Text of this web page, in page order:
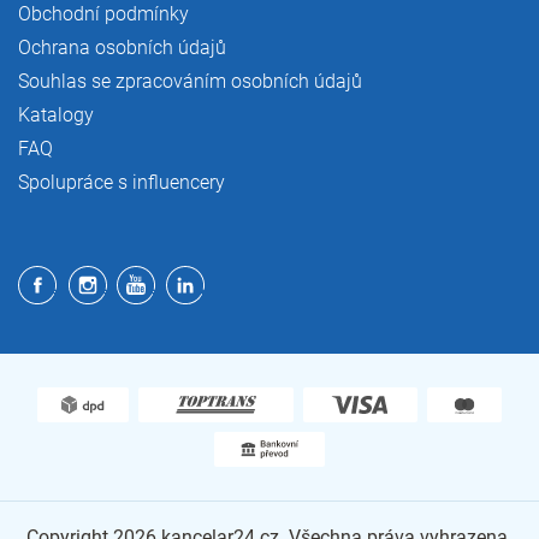
Obchodní podmínky
Ochrana osobních údajů
Souhlas se zpracováním osobních údajů
Katalogy
FAQ
Spolupráce s influencery